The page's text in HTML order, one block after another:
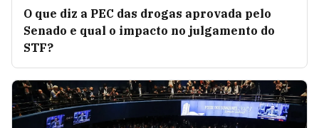
O que diz a PEC das drogas aprovada pelo
Senado e qual o impacto no julgamento do
STF?